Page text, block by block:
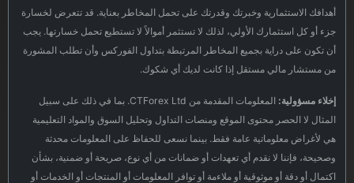
أهدافك الاستثمارية وخبرتك وقدرتك على تحمل المخاطر بعناية. قد تتعرض لخسارة
جزء أو كل استثمارك الأولي، لذلك لا تستثمر أموالاً لا تستطيع تحمل خسارتها. يجب
أن تكون على دراية بجميع المخاطر المرتبطة بتداول الفوركس وأن تطلب المشورة
من مستشار مالي مستقل إذا كانت لديك أي شكوك.
إخلاء مسؤولية:
المعلومات المقدمة من CTForex Ltd. بما في ذلك على سبيل
المثال لا الحصر محتوى الموقع ومنصات التداول وتحليل السوق والمواد التعليمية
هي لأغراض معلوماتية عامة فقط. بينما نسعى للحفاظ على المعلومات محدثة
وصحيحة، فإننا لا نقدم أي تعهدات أو ضمانات من أي نوع، صريحة أو ضمنية، بشأن
اكتمال أو دقة أو موثوقية أو ملاءمة أو توافر المعلومات أو المنتجات أو الخدمات أو